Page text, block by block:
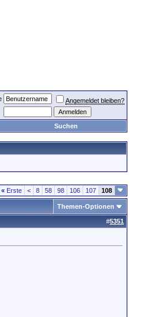
Angemeldet bleiben?
Suchen
« Erste < 8 58 98 106 107 108
Themen-Optionen
#5351